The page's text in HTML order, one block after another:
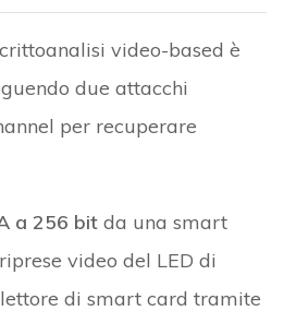
video-based è
due attacchi
per recuperare
a 256 bitda una smart
video del LED di
di smart card tramite